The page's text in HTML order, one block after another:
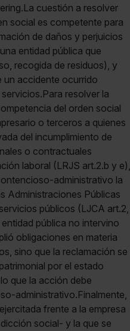
cuestión a resolver
social es competente para
de daños y perjuicios
entidad pública que
recogida de residuos), y
un accidente ocurrido
resolver la
del orden social
o terceros a quienes
del incumplimiento de
o contractuales
laboral (LRJS art.2.b y e),
administrativo la
Administraciones Públicas
públicos (LJCA art.2,
pública no intervino
obligaciones en materia
sino que la reclamación se
por el estado
que la acción debe
administrativo.Finalmente,
frente a la empresa
social- y la que se